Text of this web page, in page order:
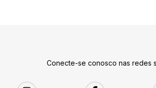
Conecte-se conosco nas redes